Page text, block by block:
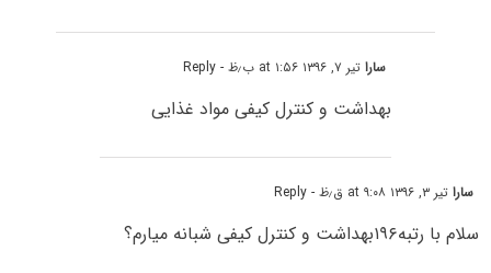
ساراتیر ۷, ۱۳۹۶ at ۱:۵۶ ب٫ظ - Reply
بهداشت و کنترل کیفی مواد غذایی
ساراتیر ۳, ۱۳۹۶ at ۹:۰۸ ق٫ظ - Reply
سلام با رتبه۱۹۶بهداشت و کنترل کیفی شبانه میارم؟